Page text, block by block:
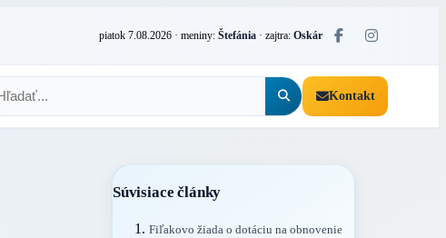
piatok 7.08.2026 · meniny: Štefánia · zajtra: Oskár
Kontakt
Súvisiace články
Fiľakovo žiada o dotáciu na obnovenie